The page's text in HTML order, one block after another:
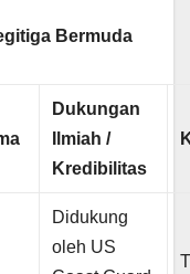
Bermuda
Dukungan
Ilmiah /
Kredibilitas
Didukung
oleh US